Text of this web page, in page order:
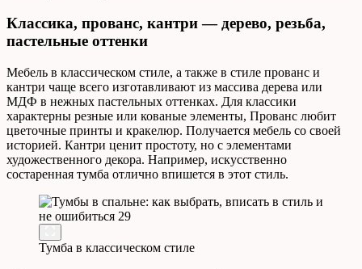
Классика, прованс, кантри — дерево, резьба,
пастельные оттенки
Мебель в классическом стиле, а также в стиле прованс и
кантри чаще всего изготавливают из массива дерева или
МДФ в нежных пастельных оттенках. Для классики
характерны резные или кованые элементы, Прованс любит
цветочные принты и кракелюр. Получается мебель со своей
историей. Кантри ценит простоту, но с элементами
художественного декора. Например, искусственно
состаренная тумба отлично впишется в этот стиль.
Тумба в классическом стиле